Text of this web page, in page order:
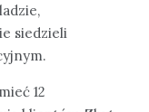
siedzieli
12